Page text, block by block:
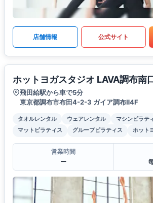
店舗情報 公式サイト
ホットヨガスタジオ LAVA調布南
飛田給駅から車で5分
東京都調布市布田4-2-3 ガイア調布Ⅱ4F
タオルレンタル ウェアレンタル
マシンピラテ
マットピラティス
グループピラティス ホット
営業時間
ー